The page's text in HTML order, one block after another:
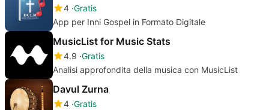
4 Gratis
App per Inni Gospel in Formato Digitale
MusicList for Music Stats
4.9 Gratis
Analisi approfondita della musica con MusicList
Davul Zurna
4 Gratis